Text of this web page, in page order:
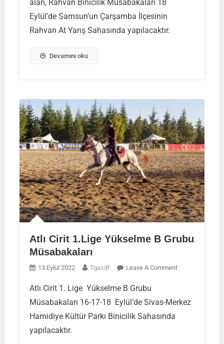
alan, Rahvan Binicilik Müsabakaları 18
Eylül’de Samsun’un Çarşamba İlçesinin
Rahvan At Yarış Sahasında yapılacaktır.
Devamını oku
Atlı Cirit 1.Lige Yükselme B Grubu
Müsabakaları
13 Eylül 2022 Tgasdf Leave A CommentOn
1.Lige
Atlı Cirit 1. Lige Yükselme B Grubu
Müsabakaları 16-17-18 Eylül’de Sivas-Merkez
Hamidiye Kültür Parkı Binicilik Sahasında
yapılacaktır.